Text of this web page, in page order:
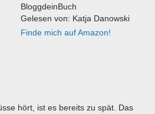
BloggdeinBuch
Gelesen von: Katja Danowski
Finde mich auf Amazon!
hört, ist es bereits zu spät. Das